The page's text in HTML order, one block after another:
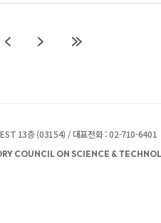
13층 (03154) / 대표전화 : 02-710-6401
COUNCIL ON SCIENCE &